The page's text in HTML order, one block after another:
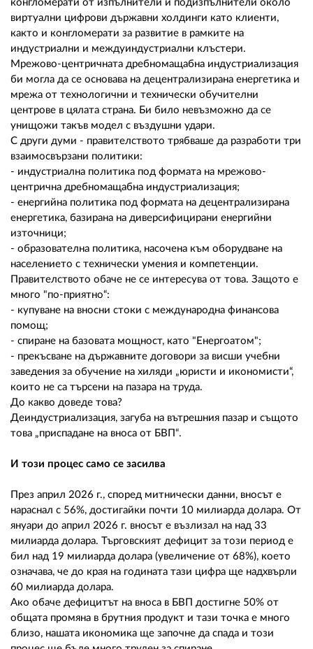
конгломерати от изпълнители и подизпълнители около
виртуални цифрови държавни холдинги като клиенти,
както и конгломерати за развитие в рамките на
индустриални и междуиндустриални клъстери.
Мрежово-центричната дребномащабна индустриализация
би могла да се основава на децентрализирана енергетика и
мрежа от технологични и технически обучителни
центрове в цялата страна. Би било невъзможно да се
унищожи такъв модел с въздушни удари.
С други думи - правителството трябваше да разработи три
взаимосвързани политики:
- индустриална политика под формата на мрежово-
центрична дребномащабна индустриализация;
- енергийна политика под формата на децентрализирана
енергетика, базирана на диверсифицирани енергийни
източници;
- образователна политика, насочена към оборудване на
населението с технически умения и компетенции.
Правителството обаче не се интересува от това. Защото е
много "по-приятно“:
- купуване на вносни стоки с международна финансова
помощ;
- спиране на базовата мощност, като "Енергоатом";
- прекъсване на държавните договори за висши учебни
заведения за обучение на хиляди „юристи и икономисти“,
които не са търсени на пазара на труда.
До какво доведе това?
Деиндустриализация, загуба на вътрешния пазар и същото
това „приспадане на вноса от БВП“.
И този процес само се засилва
През април 2026 г., според митнически данни, вносът е
нараснал с 56%, достигайки почти 10 милиарда долара. От
януари до април 2026 г. вносът е възлизал на над 33
милиарда долара. Търговският дефицит за този период е
бил над 19 милиарда долара (увеличение от 68%), което
означава, че до края на годината тази цифра ще надхвърли
60 милиарда долара.
Ако обаче дефицитът на вноса в БВП достигне 50% от
общата промяна в брутния продукт и тази точка е много
близо, нашата икономика ще започне да спада и този